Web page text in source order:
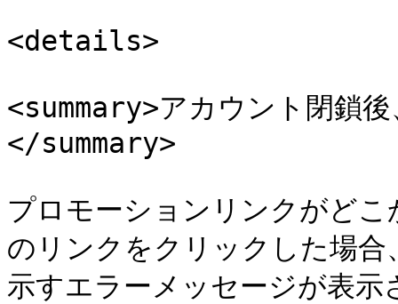
<details>
<summary>アカウント閉鎖
</summary>
プロモーションリンクがど
のリンクをクリックした場
示すエラーメッセージが表